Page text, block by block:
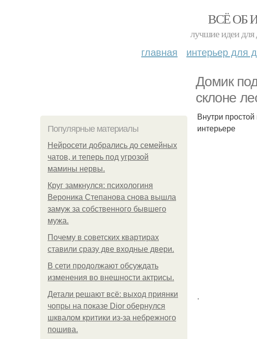
ВСЁ ОБ
лучшие идеи для
главная интерьер для
Домик
склоне
Популярные материалы
Нейросети добрались до семейных
чатов, и теперь под угрозой
мамины нервы.
Круг замкнулся: психологиня
Вероника Степанова снова вышла
замуж за собственного бывшего
мужа.
Почему в советских квартирах
ставили сразу две входные двери.
В сети продолжают обсуждать
изменения во внешности актрисы.
Детали решают всё: выход приянки
чопры на показе Dior обернулся
шквалом критики из-за небрежного
пошива.
Внутри
интерьере
.